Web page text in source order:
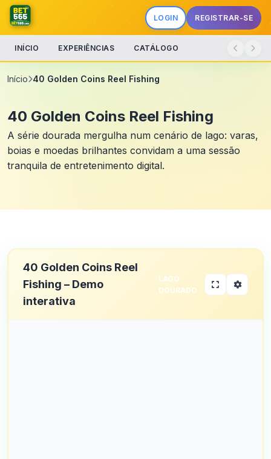
LOGIN REGISTRAR-SE
INÍCIO EXPERIÊNCIAS CATÁLOGO
Início 40 Golden Coins Reel Fishing
40 Golden Coins Reel Fishing
A série dourada mergulha num cenário de lago: varas,
boias e moedas brilhantes convidam a uma sessão
tranquila de entretenimento digital.
40 Golden Coins Reel
Fishing – Demo
interativa
LAGO
DOURADO